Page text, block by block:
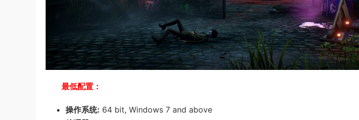
最低配置：
操作系统: 64 bit, Windows 7 and above